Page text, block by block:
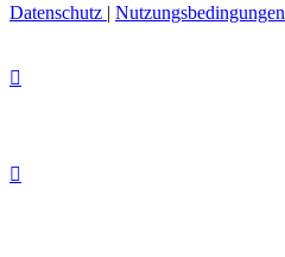
Datenschutz | Nutzungsbedingungen